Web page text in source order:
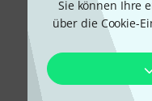
Sie können Ihre
über die Cookie-